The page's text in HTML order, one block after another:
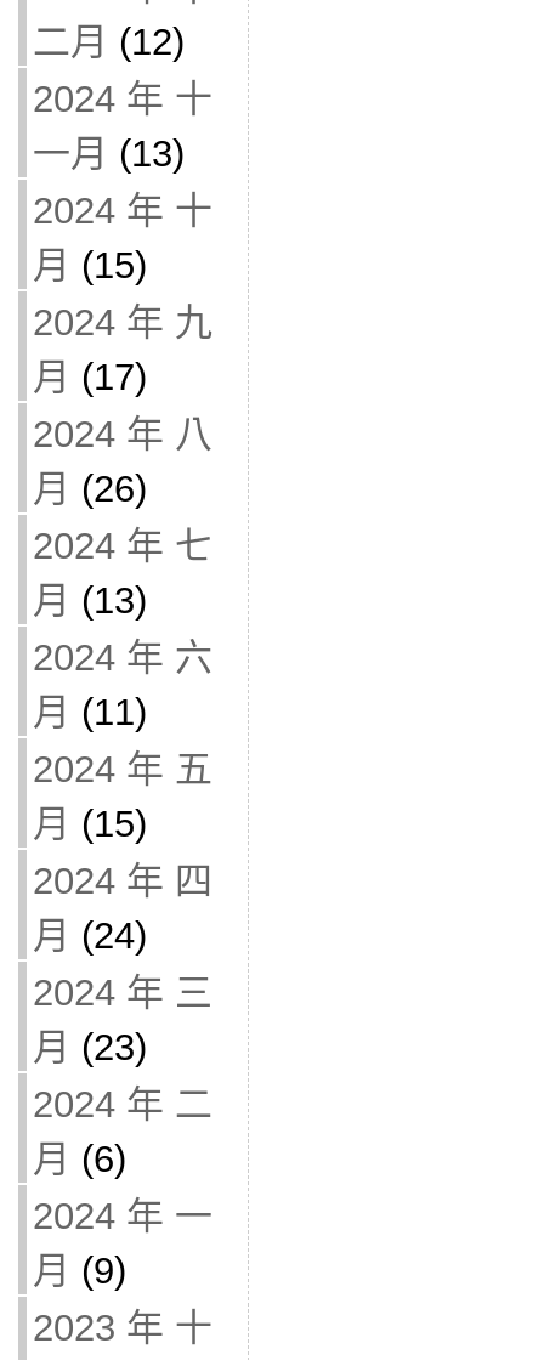
二月 (12)
2024 年 十
一月 (13)
2024 年 十
月 (15)
2024 年 九
月 (17)
2024 年 八
月 (26)
2024 年 七
月 (13)
2024 年 六
月 (11)
2024 年 五
月 (15)
2024 年 四
月 (24)
2024 年 三
月 (23)
2024 年 二
月 (6)
2024 年 一
月 (9)
2023 年 十